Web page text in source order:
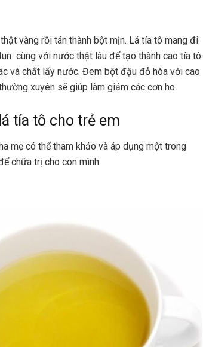
vàng rồi tán thành bột mịn. Lá tía tô mang đi
cùng với nước thật lâu để tạo thành cao tía tô.
và chắt lấy nước. Đem bột đậu đỏ hòa với cao
xuyên sẽ giúp làm giảm các cơn ho.
tía tô cho trẻ em
mẹ có thể tham khảo và áp dụng một trong
chữa trị cho con mình: